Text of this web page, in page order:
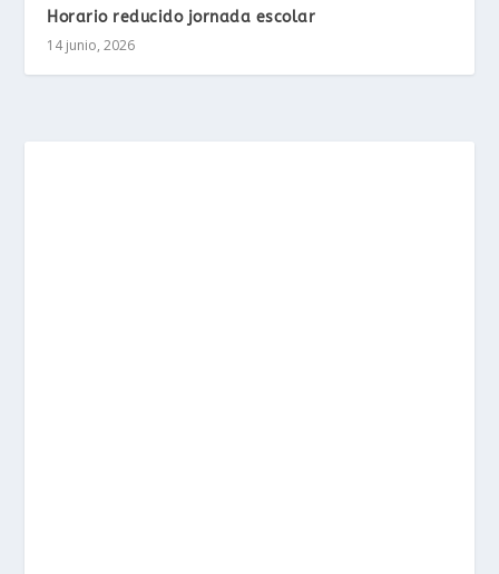
Horario reducido jornada escolar
14 junio, 2026